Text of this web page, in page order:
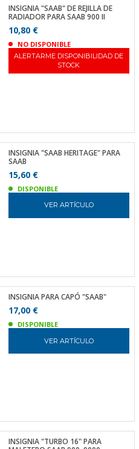
INSIGNIA "SAAB" DE REJILLA DE
RADIADOR PARA SAAB 900 II
10,80 €
NO DISPONIBLE
ALERTARME DISPONIBILIDAD DE
STOCK
INSIGNIA "SAAB HERITAGE" PARA
SAAB
15,60 €
DISPONIBLE
VER ARTÍCULO
INSIGNIA PARA CAPÓ "SAAB"
17,00 €
DISPONIBLE
VER ARTÍCULO
INSIGNIA "TURBO 16" PARA